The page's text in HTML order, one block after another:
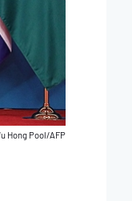
Hong Pool/AFP